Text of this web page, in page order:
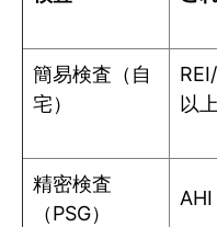
簡易検査（自
宅）
以
精密検査
（PSG）